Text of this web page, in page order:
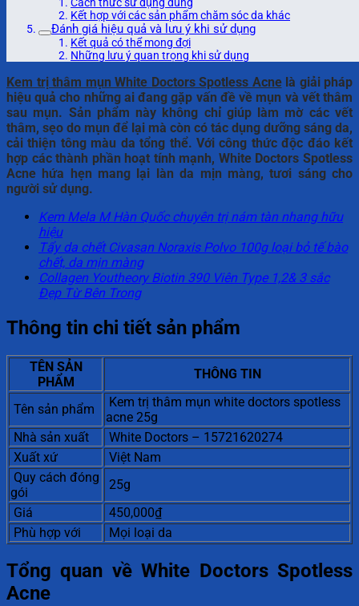
Kết hợp với các sản phẩm chăm sóc da khác
Đánh giá hiệu quả và lưu ý khi sử dụng
Kết quả có thể mong đợi
Những lưu ý quan trọng khi sử dụng
Kem trị thâm mụn White Doctors Spotless Acnelà giải pháp
hiệu quả cho những ai đang gặp vấn đề về mụn và vết thâm
sau mụn. Sản phẩm này không chỉ giúp làm mờ các vết
thâm, sẹo do mụn để lại mà còn có tác dụng dưỡng sáng da,
cải thiện tông màu da tổng thể. Với công thức độc đáo kết
hợp các thành phần hoạt tính mạnh, White Doctors Spotless
Acne hứa hẹn mang lại làn da mịn màng, tươi sáng cho
người sử dụng.
Kem Mela M Hàn Quốc chuyên trị nám tàn nhang hữu
hiệu
Tẩy da chết Civasan Noraxis Polvo 100g loại bỏ tế bào
chết, da mịn màng
Collagen Youtheory Biotin 390 Viên Type 1,2& 3 sắc
Đẹp Từ Bên Trong
Thông tin chi tiết sản phẩm
TÊN SẢN
PHẨM
THÔNG TIN
Tên sản phẩm
Kem trị thâm mụn white doctors spotless
acne 25g
Nhà sản xuất
White Doctors – 15721620274
Xuất xứ
Việt Nam
Quy cách đóng
gói
25g
Giá
450,000₫
Phù hợp với
Mọi loại da
Tổng quan về White Doctors Spotless
Acne